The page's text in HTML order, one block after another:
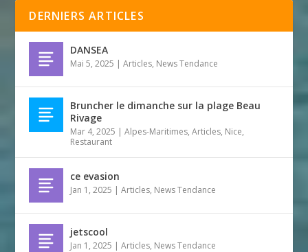
DERNIERS ARTICLES
DANSEA
Mai 5, 2025 |Articles, News Tendance
Bruncher le dimanche sur la plage Beau
Rivage
Mar 4, 2025 |Alpes-Maritimes,Articles, Nice,
Restaurant
ce evasion
Jan 1, 2025 |Articles, News Tendance
jetscool
Jan 1, 2025 |Articles, News Tendance